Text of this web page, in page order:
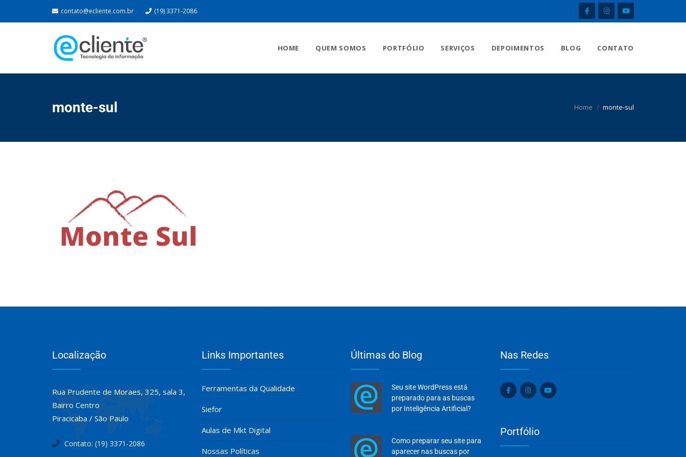
contato@ecliente.com.br (19) 3371-2086
HOME QUEM SOMOS PORTFÓLIO SERVIÇOS DEPOIMENTOS BLOG CONTATO
monte-sul Home monte-sul
Localização
Rua Prudente de Moraes, 325, sala 3,
Bairro Centro
Piracicaba / São Paulo
Contato: (19) 3371-2086
Links Importantes
Ferramentas da Qualidade
Siefor
Aulas de Mkt Digital
Nossas Políticas
Últimas do Blog
Seu site WordPress está
preparado para as buscas
por Inteligência Artificial?
Como preparar seu site para
aparecer nas buscas por
Nas Redes
Portfólio
Olá, insira seus dados para continuar.
Número de celular